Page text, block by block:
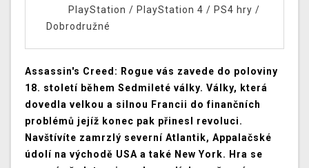
PlayStation / PlayStation 4 / PS4 hry /
Dobrodružné
Assassin's Creed: Rogue vás zavede do poloviny
18. století během Sedmileté války. Války, která
dovedla velkou a silnou Francii do finančních
problémů jejíž konec pak přinesl revoluci.
Navštívíte zamrzlý severní Atlantik, Appalačské
údolí na východě USA a také New York. Hra se